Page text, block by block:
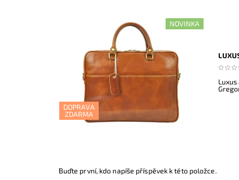
NOVINKA
DOPRAVA
ZDARMA
Buďte první, kdo napíše příspěvek k této položce.